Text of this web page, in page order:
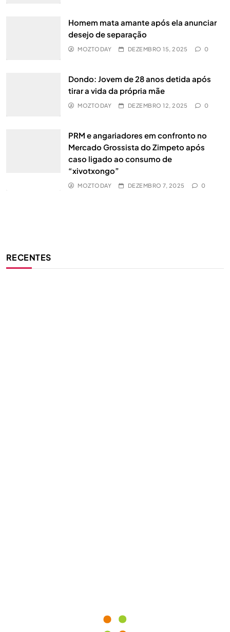
Homem mata amante após ela anunciar
desejo de separação
MOZTODAY DEZEMBRO 15, 2025 0
Dondo: Jovem de 28 anos detida após
tirar a vida da própria mãe
MOZTODAY DEZEMBRO 12, 2025 0
PRM e angariadores em confronto no
Mercado Grossista do Zimpeto após
caso ligado ao consumo de
“xivotxongo”
MOZTODAY DEZEMBRO 7, 2025 0
RECENTES